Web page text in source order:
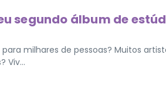
segundo álbum de
milhares de pessoas? Muitos
Viv...